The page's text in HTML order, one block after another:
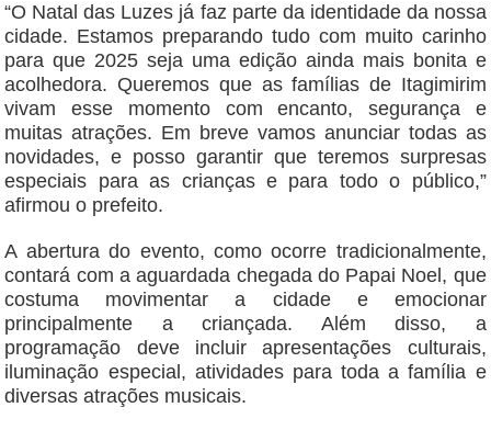
“O Natal das Luzes já faz parte da identidade da nossa
cidade. Estamos preparando tudo com muito carinho
para que 2025 seja uma edição ainda mais bonita e
acolhedora. Queremos que as famílias de Itagimirim
vivam esse momento com encanto, segurança e
muitas atrações. Em breve vamos anunciar todas as
novidades, e posso garantir que teremos surpresas
especiais para as crianças e para todo o público,”
afirmou o prefeito.
A abertura do evento, como ocorre tradicionalmente,
contará com a aguardada chegada do Papai Noel, que
costuma movimentar a cidade e emocionar
principalmente a criançada. Além disso, a
programação deve incluir apresentações culturais,
iluminação especial, atividades para toda a família e
diversas atrações musicais.